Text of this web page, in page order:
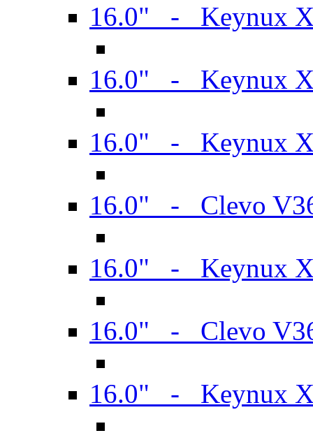
16.0" - Keynux
16.0" - Keynux
16.0" - Keynux
16.0" - Clevo
16.0" - Keynux
16.0" - Clevo
16.0" - Keynux